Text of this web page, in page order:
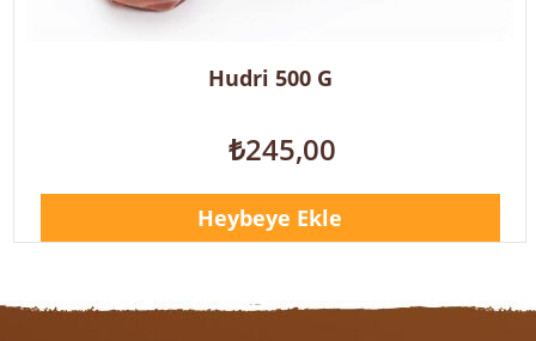
Hudri 500 G
₺245,00
Heybeye Ekle